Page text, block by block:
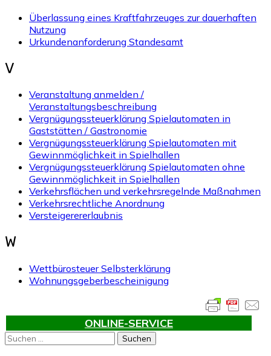
Überlassung eines Kraftfahrzeuges zur dauerhaften
Nutzung
Urkundenanforderung Standesamt
V
Veranstaltung anmelden /
Veranstaltungsbeschreibung
Vergnügungssteuerklärung Spielautomaten in
Gaststätten / Gastronomie
Vergnügungssteuerklärung Spielautomaten mit
Gewinnmöglichkeit in Spielhallen
Vergnügungssteuerklärung Spielautomaten ohne
Gewinnmöglichkeit in Spielhallen
Verkehrsflächen und verkehrsregelnde Maßnahmen
Verkehrsrechtliche Anordnung
Versteigerererlaubnis
W
Wettbürosteuer Selbsterklärung
Wohnungsgeberbescheinigung
ONLINE-SERVICE
Suchen